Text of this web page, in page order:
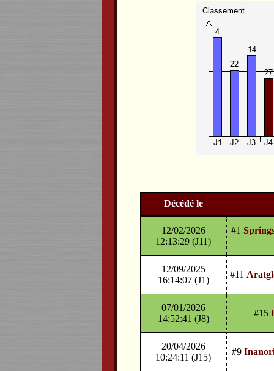
Décédé le
12/02/2026
12:13:29 (J11)
#1
12/09/2025
16:14:07 (J1)
#11
07/01/2026
14:52:41 (J8)
#15
20/04/2026
10:24:11 (J15)
#9